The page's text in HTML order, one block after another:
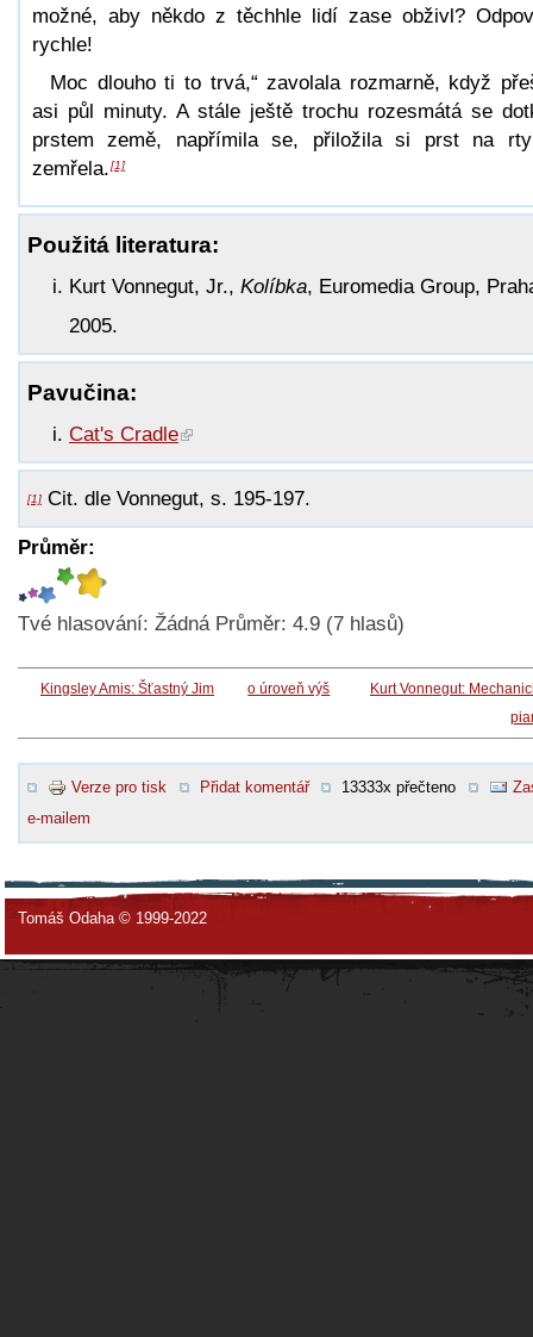
možné, aby někdo z těchhle lidí zase obživl?
rychle!
Moc dlouho ti to trvá,“ zavolala rozmarně, když
asi půl minuty. A stále ještě trochu rozesmátá se
prstem země, napřímila se, přiložila si prst na
zemřela.[1]
Použitá literatura:
Kurt Vonnegut, Jr., Kolíbka, Euromedia Group,
2005.
Pavučina:
Cat's Cradle
[1] Cit. dle Vonnegut, s. 195-197.
Průměr:
Tvé hlasování: Žádná Průměr: 4.9 (7 hlasů)
Kingsley Amis: Šťastný Jim o úroveň výš
Kurt Vonnegut:
Verze pro tisk Přidat komentář 13333x přečteno
e-mailem
Tomáš Odaha © 1999-2022